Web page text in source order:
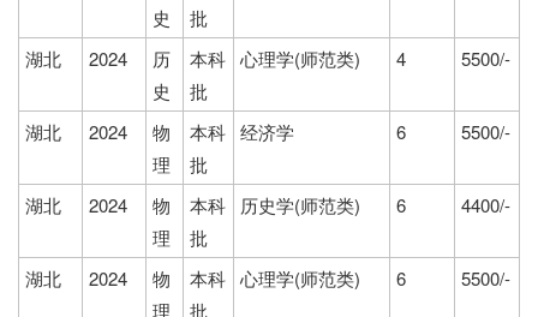
史
批
湖北 2024
历
史
本科
批
心理学(师范类) 4 5500/-
湖北 2024
物
理
本科
批
经济学 6 5500/-
湖北 2024
物
理
本科
批
历史学(师范类) 6 4400/-
湖北 2024
物
理
本科
批
心理学(师范类) 6 5500/-